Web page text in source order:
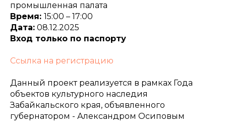
промышленная палата
Время: 15:00 – 17:00
Дата: 08.12.2025
Вход только по паспорту
Ссылка на регистрацию
Данный проект реализуется в рамках Года
объектов культурного наследия
Забайкальского края, объявленного
губернатором - Александром Осиповым